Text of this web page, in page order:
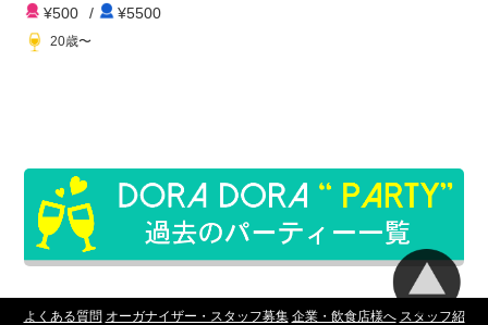
¥500 / ¥5500
20歳〜
よくある質問 オーガナイザー・スタッフ募集 企業・飲食店様へ スタッフ紹